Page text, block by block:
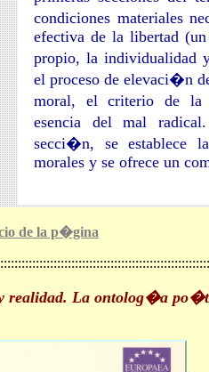
condiciones materiales
efectiva de la libertad
propio, la individualidad
el proceso de elevaci�n
moral, el criterio de
esencia del mal
secci�n, se establece
morales y se ofrece un
de la p�gina
realidad. La ontolog�a